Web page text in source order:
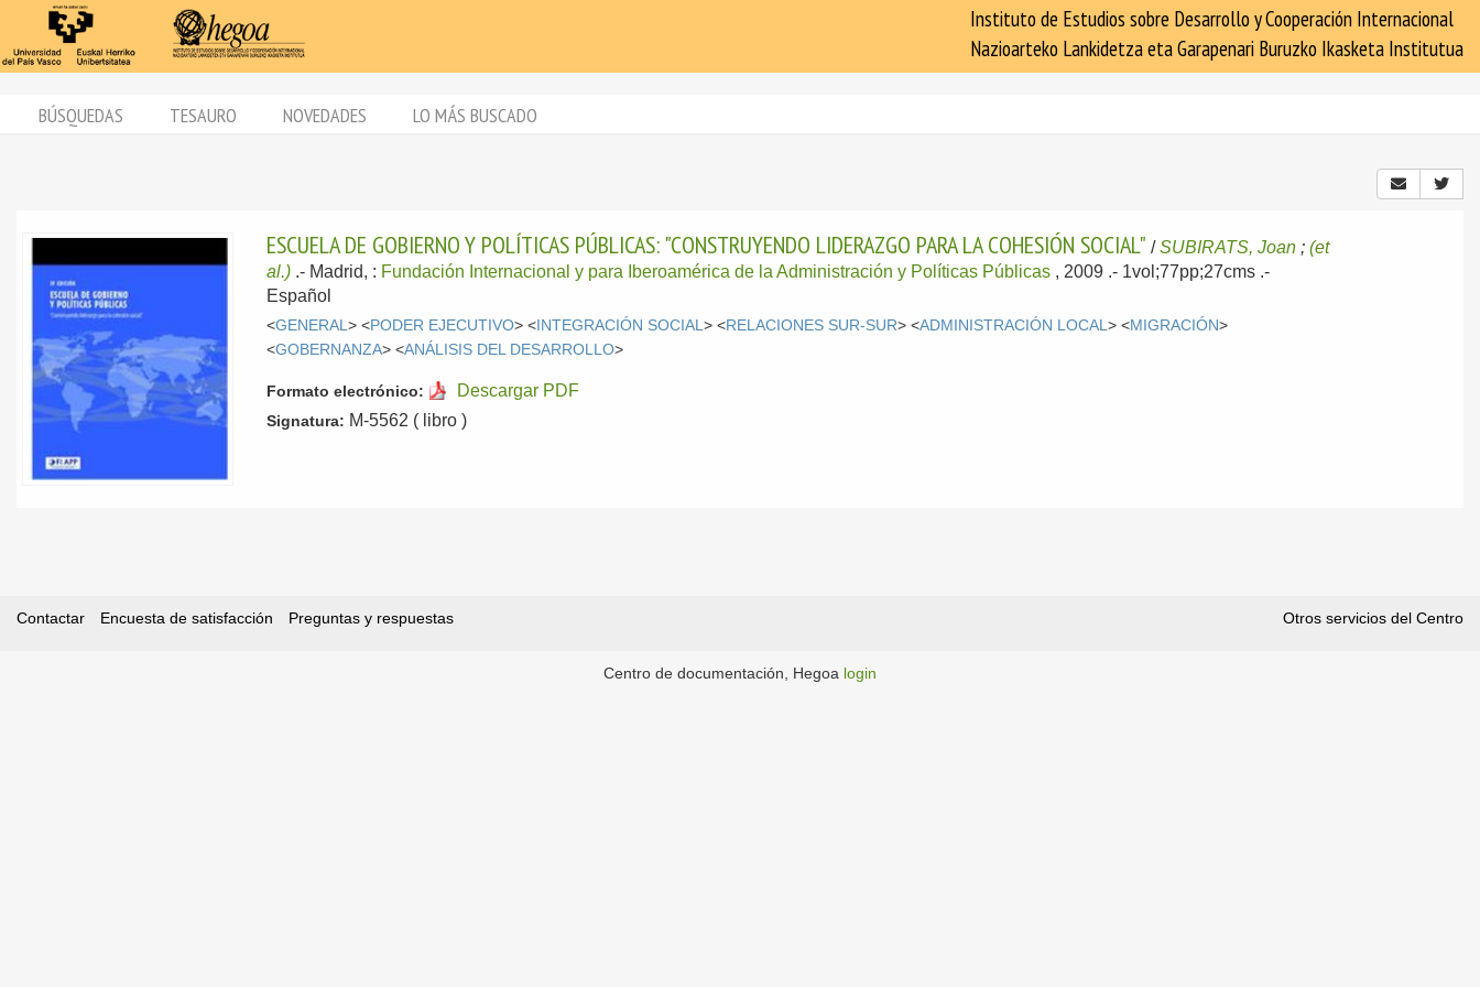
Instituto de Estudios sobre Desarrollo y Cooperación Internacional
Nazioarteko Lankidetza eta Garapenari Buruzko Ikasketa Institutua
BÚSQUEDAS TESAURO NOVEDADES LO MÁS BUSCADO
ESCUELA DE GOBIERNO Y POLÍTICAS PÚBLICAS: "CONSTRUYENDO LIDERAZGO PARA LA COHESIÓN SOCIAL" /SUBIRATS, Joan ;(et
al.) .- Madrid, : Fundación Internacional y para Iberoamérica de la Administración y Políticas Públicas , 2009 .- 1vol;77pp;27cms .-
Español
<GENERAL> <PODER EJECUTIVO> <INTEGRACIÓN SOCIAL> <RELACIONES SUR-SUR> <ADMINISTRACIÓN LOCAL> <MIGRACIÓN>
<GOBERNANZA> <ANÁLISIS DEL DESARROLLO>
Formato electrónico: Descargar PDF
Signatura: M-5562 ( libro )
Contactar Encuesta de satisfacción Preguntas y respuestas Otros servicios del Centro
Centro de documentación, Hegoa login